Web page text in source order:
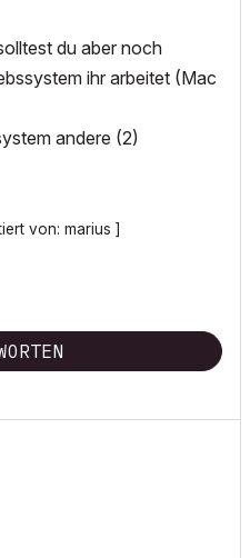
du aber noch
ihr arbeitet (Mac
andere (2)
von: marius ]